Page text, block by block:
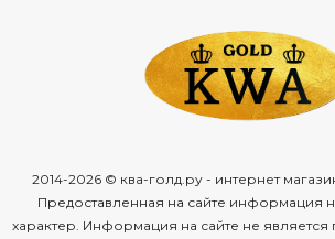
2014-2026 © ква-голд.ру - интернет
Предоставленная на сайте информация
характер. Информация на сайте не